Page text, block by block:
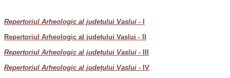
Repertoriul Arheologic al județului Vaslui -
Repertoriul Arheologic al județului Vaslui - II
Repertoriul Arheologic al județului Vaslui - III
Repertoriul Arheologic al județului Vaslui - IV